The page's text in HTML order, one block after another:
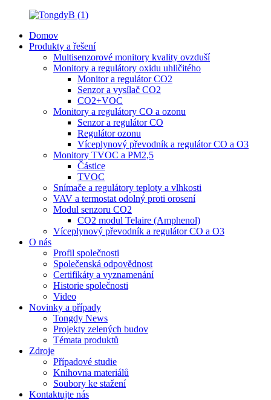
Domov
Produkty a řešení
Multisenzorové monitory kvality ovzduší
Monitory a regulátory oxidu uhličitého
Monitor a regulátor CO2
Senzor a vysílač CO2
CO2+VOC
Monitory a regulátory CO a ozonu
Senzor a regulátor CO
Regulátor ozonu
Víceplynový převodník a regulátor CO a O3
Monitory TVOC a PM2,5
Částice
TVOC
Snímače a regulátory teploty a vlhkosti
VAV a termostat odolný proti orosení
Modul senzoru CO2
CO2 modul Telaire (Amphenol)
Víceplynový převodník a regulátor CO a O3
O nás
Profil společnosti
Společenská odpovědnost
Certifikáty a vyznamenání
Historie společnosti
Video
Novinky a případy
Tongdy News
Projekty zelených budov
Témata produktů
Zdroje
Případové studie
Knihovna materiálů
Soubory ke stažení
Kontaktujte nás